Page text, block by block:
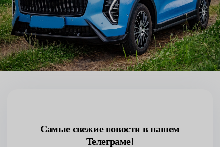
Самые свежие новости в нашем
Телеграме!